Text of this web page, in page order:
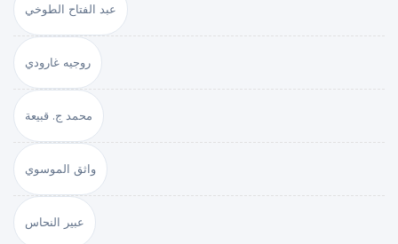
عبد الفتاح الطوخي
روجيه غارودي
محمد ج. قبيعة
واثق الموسوي
عبير النحاس